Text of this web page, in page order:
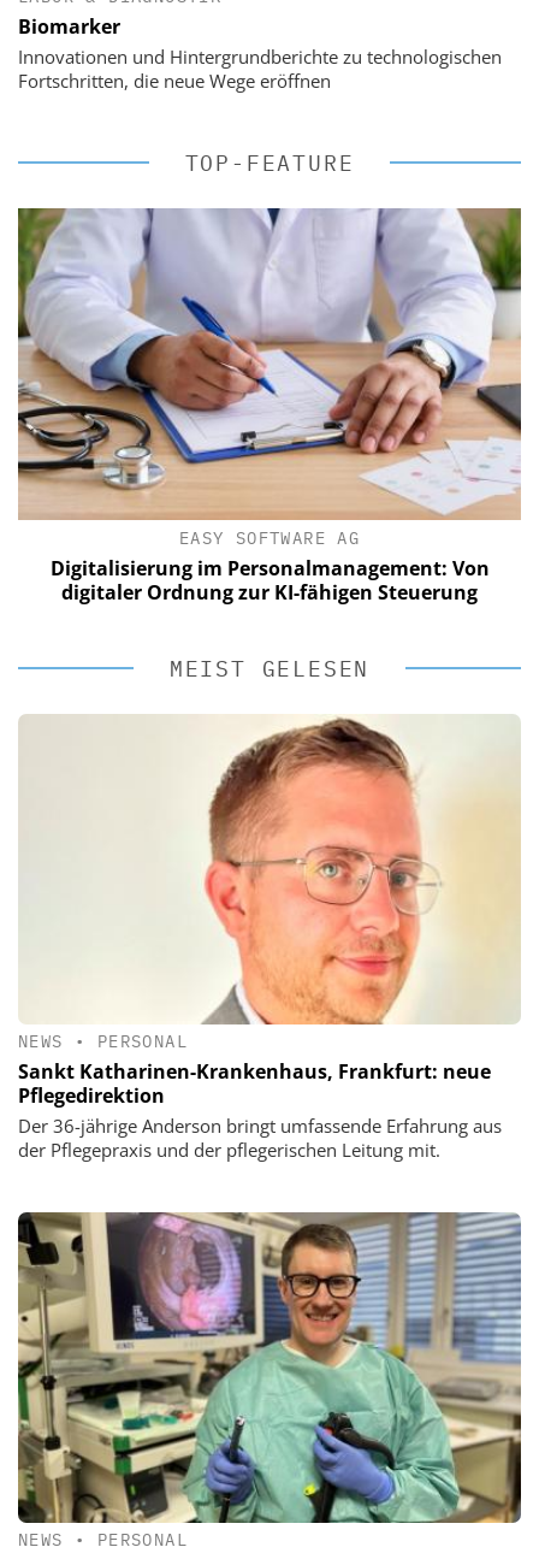
Biomarker
Innovationen und Hintergrundberichte zu technologischen
Fortschritten, die neue Wege eröffnen
TOP-FEATURE
EASY SOFTWARE AG
Digitalisierung im Personalmanagement: Von
digitaler Ordnung zur KI-fähigen Steuerung
MEIST GELESEN
NEWS • PERSONAL
Sankt Katharinen-Krankenhaus, Frankfurt: neue
Pflegedirektion
Der 36-jährige Anderson bringt umfassende Erfahrung aus
der Pflegepraxis und der pflegerischen Leitung mit.
NEWS • PERSONAL